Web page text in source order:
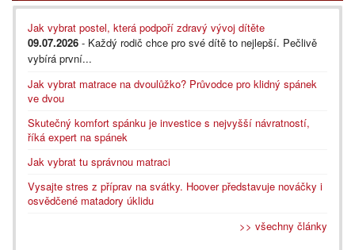
Jak vybrat postel, která podpoří zdravý vývoj dítěte
09.07.2026 - Každý rodič chce pro své dítě to nejlepší. Pečlivě
vybírá první...
Jak vybrat matrace na dvoulůžko? Průvodce pro klidný spánek
ve dvou
Skutečný komfort spánku je investice s nejvyšší návratností,
říká expert na spánek
Jak vybrat tu správnou matraci
Vysajte stres z příprav na svátky. Hoover představuje nováčky i
osvědčené matadory úklidu
>> všechny články